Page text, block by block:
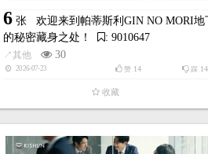
6 张 欢迎来到帕蒂斯利GIN NO MORI地
的秘密藏身之处！
: 9010647
↗其他 30
2026-07-23 踩 14
赞14
收藏